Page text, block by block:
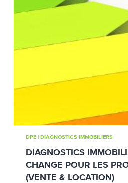
DPE | DIAGNOSTICS IMMOBILIERS
DIAGNOSTICS
CHANGE POUR LES
(VENTE & LOCATION)